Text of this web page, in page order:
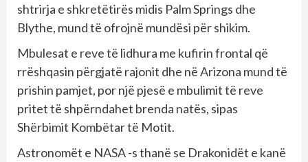
shtrirja e shkretëtirës midis Palm Springs dhe
Blythe, mund të ofrojnë mundësi për shikim.
Mbulesat e reve të lidhura me kufirin frontal që
rrëshqasin përgjatë rajonit dhe në Arizona mund të
prishin pamjet, por një pjesë e mbulimit të reve
pritet të shpërndahet brenda natës, sipas
Shërbimit Kombëtar të Motit.
Astronomët e NASA -s thanë se Drakonidët e kanë